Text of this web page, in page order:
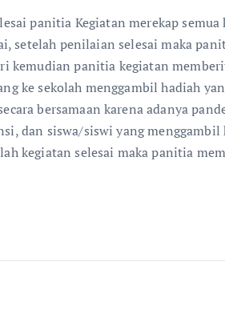
panitia Kegiatan merekap
setelah penilaian selesai maka
kemudian panitia kegiatan
ke sekolah menggambil hadiah
bersamaan karena adanya
dan siswa/siswi yang
kegiatan selesai maka panitia